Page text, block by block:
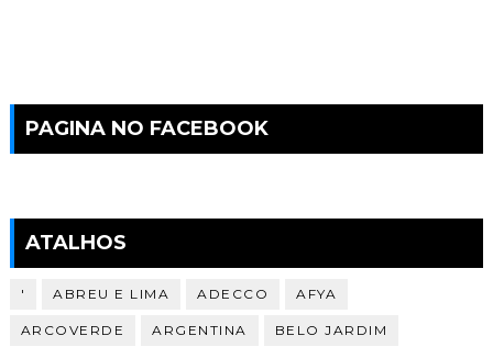
PAGINA NO FACEBOOK
ATALHOS
' ABREU E LIMA ADECCO AFYA
ARCOVERDE ARGENTINA BELO JARDIM